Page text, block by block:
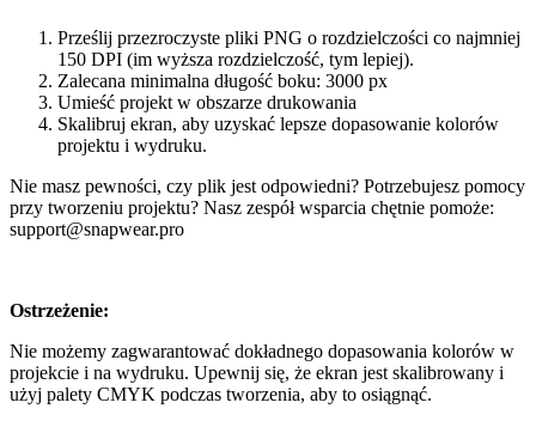
Prześlij przezroczyste pliki PNG o rozdzielczości co najmniej
150 DPI (im wyższa rozdzielczość, tym lepiej).
Zalecana minimalna długość boku: 3000 px
Umieść projekt w obszarze drukowania
Skalibruj ekran, aby uzyskać lepsze dopasowanie kolorów
projektu i wydruku.
Nie masz pewności, czy plik jest odpowiedni? Potrzebujesz pomocy
przy tworzeniu projektu? Nasz zespół wsparcia chętnie pomoże:
support@snapwear.pro
Ostrzeżenie:
Nie możemy zagwarantować dokładnego dopasowania kolorów w
projekcie i na wydruku. Upewnij się, że ekran jest skalibrowany i
użyj palety CMYK podczas tworzenia, aby to osiągnąć.